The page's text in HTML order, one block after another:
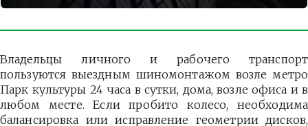
Владельцы личного и рабочего транспорт
пользуются выездным шиномонтажом возле метро
Парк культуры 24 часа в сутки, дома, возле офиса и в
любом месте. Если пробито колесо, необходима
балансировка или исправление геометрии дисков,